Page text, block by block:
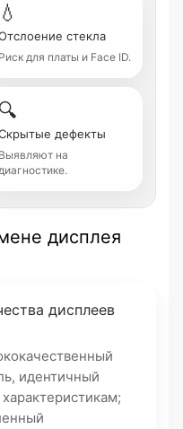
💧
стекла
Риск для платы и Face ID.
🔍
дефекты
Выявляют на
дисплея
дисплеев
идентичный